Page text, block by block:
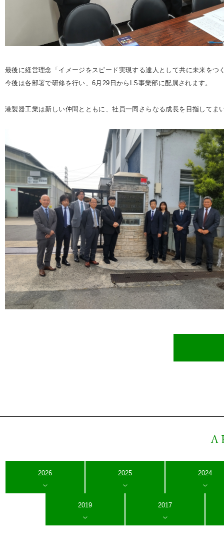
最後に経営理念「イメージをスピード実現する達人として共に未来を
今後は各部署で研修を行い、6月29日からLS事業部に配属されます。
港製器工業は新しい仲間とともに、社員一同さらなる成長を目指してま
2026 2025 2024
2019 2017